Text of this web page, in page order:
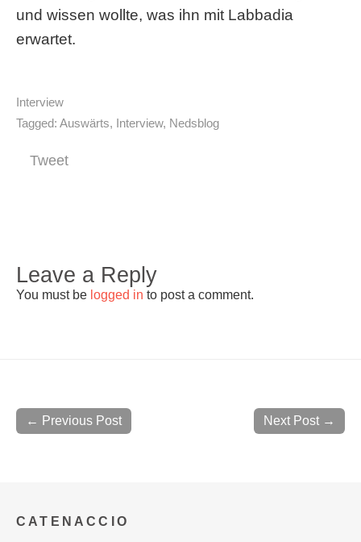
und wissen wollte, was ihn mit Labbadia
erwartet.
Interview
Tagged: Auswärts, Interview, Nedsblog
Tweet
Leave a Reply
You must be logged in to post a comment.
Next Post →
← Previous Post
CATENACCIO